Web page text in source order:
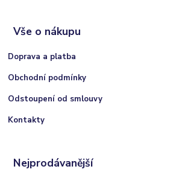
Vše o nákupu
Doprava a platba
Obchodní podmínky
Odstoupení od smlouvy
Kontakty
Nejprodávanější